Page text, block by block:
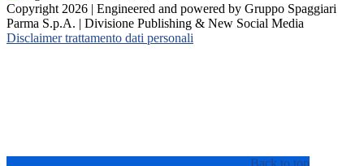
Copyright 2026 | Engineered and powered by Gruppo Spaggiari
Parma S.p.A. | Divisione Publishing & New Social Media
Disclaimer trattamento dati personali
Back to top